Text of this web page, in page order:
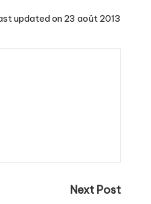
updated on 23 août 2013
Next Post